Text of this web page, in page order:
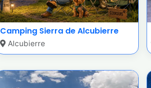
Camping Sierra de Alcubierre
Alcubierre